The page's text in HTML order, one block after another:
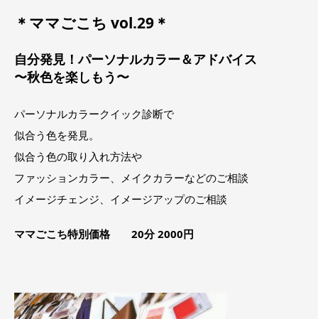
＊ママごこち vol.29＊
自分発見！パーソナルカラー＆アドバイス
〜秋色を楽しもう〜
パーソナルカラークイック診断で
似合う色を発見。
似合う色の取り入れ方法や
ファッションカラー、メイクカラーなどのご相談
イメージチェンジ、イメージアップのご相談
ママごこち特別価格 20分 2000円